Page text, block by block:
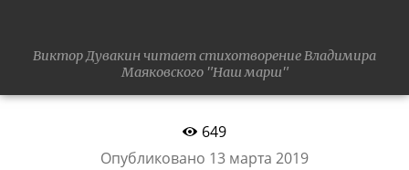
Виктор Дувакин читает стихотворение Владимира
Маяковского "Наш марш"
649
Опубликовано 13 марта 2019